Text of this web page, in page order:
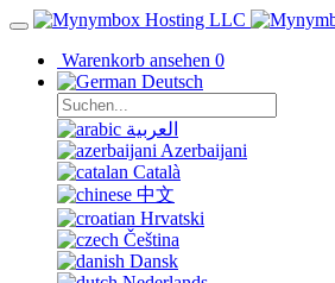
Warenkorb ansehen 0
Deutsch
العربية
Azerbaijani
Català
中文
Hrvatski
Čeština
Dansk